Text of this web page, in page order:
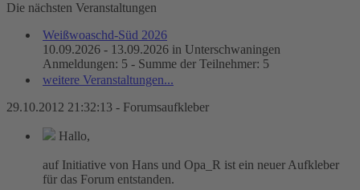
Die nächsten Veranstaltungen
Weißwoaschd-Süd 2026
10.09.2026 - 13.09.2026 in Unterschwaningen
Anmeldungen: 5 - Summe der Teilnehmer: 5
weitere Veranstaltungen...
29.10.2012 21:32:13 - Forumsaufkleber
Hallo,
auf Initiative von Hans und Opa_R ist ein neuer Aufkleber
für das Forum entstanden.